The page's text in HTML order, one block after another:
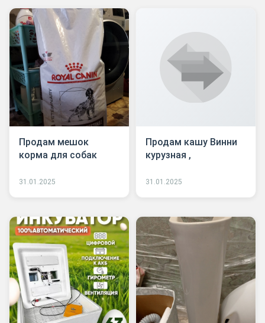
Продам мешок
корма для собак
31.01.2025
Продам кашу Винни
курузная ,
31.01.2025